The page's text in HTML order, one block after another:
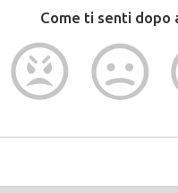
Come ti senti